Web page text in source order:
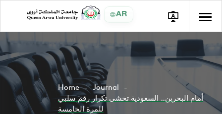
AR
Home
Journal
أمام البحرين.. السعودية تخشى تكرار رقم سلبي
للمرة الخامسة